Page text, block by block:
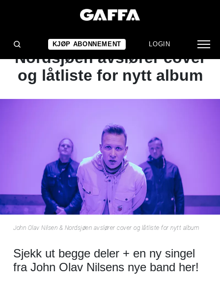
KJØP ABONNEMENT LOGIN
NYHET
John Olav Nilsen &
Nordsjøen avslører cover
og låtliste for nytt album
John Olav Nilsen & Nordsjøen avslører cover og låtliste for nytt album
Sjekk ut begge deler + en ny singel
fra John Olav Nilsens nye band her!